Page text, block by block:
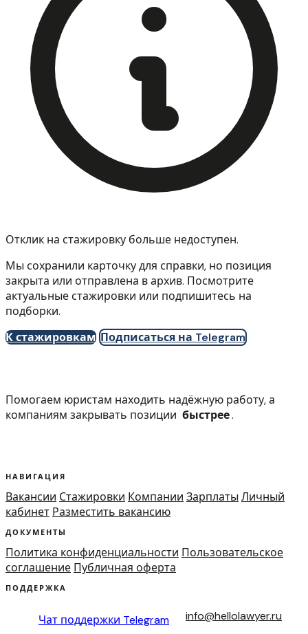
Отклик на стажировку больше недоступен.
Мы сохранили карточку для справки, но позиция
закрыта или отправлена в архив. Посмотрите
актуальные стажировки или подпишитесь на
подборки.
К стажировкам Подписаться на Telegram
Помогаем юристам находить надёжную работу, а
компаниям закрывать позиции быстрее.
НАВИГАЦИЯ
Вакансии Стажировки Компании Зарплаты Личный
кабинет Разместить вакансию
ДОКУМЕНТЫ
Политика конфиденциальности Пользовательское
соглашение Публичная оферта
ПОДДЕРЖКА
Чат поддержки Telegram info@hellolawyer.ru